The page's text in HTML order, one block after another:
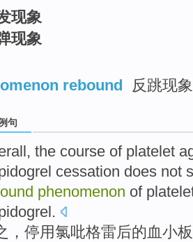
现象
现象
rebound
反跳现象
句
, the course of platelet
cessation does not
phenomenon of
， 停用氯吡格雷后的 血小板